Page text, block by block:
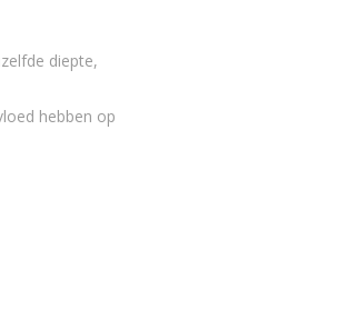
diepte,
hebben op